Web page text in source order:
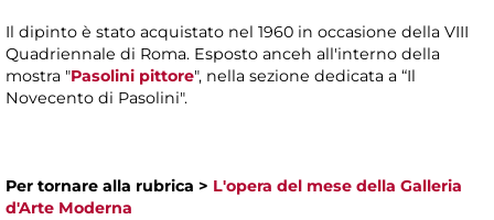
Il dipinto è stato acquistato nel 1960 in occasione della VIII
Quadriennale di Roma. Esposto anceh all'interno della
mostra "Pasolini pittore", nella sezione dedicata a “Il
Novecento di Pasolini".
Per tornare alla rubrica > L'opera del mese della Galleria
d'Arte Moderna